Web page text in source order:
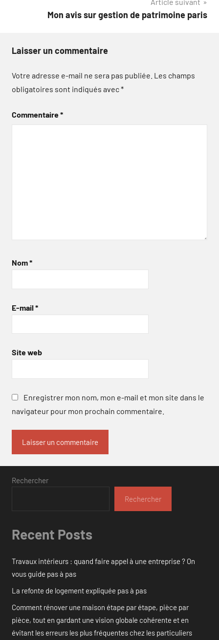
Mon avis sur gestion de patrimoine paris
Laisser un commentaire
Votre adresse e-mail ne sera pas publiée. Les champs
obligatoires sont indiqués avec*
Commentaire*
Nom*
E-mail *
Site web
Enregistrer mon nom, mon e-mail et mon site dans le
navigateur pour mon prochain commentaire.
Rechercher
Rechercher
Recent Posts
Travaux intérieurs : quand faire appel à une entreprise ? On
vous guide pas à pas
La refonte de logement expliquée pas à pas
Comment rénover une maison étape par étape, pièce par
pièce, tout en gardant une vision globale cohérente et en
évitant les erreurs les plus fréquentes chez les particuliers